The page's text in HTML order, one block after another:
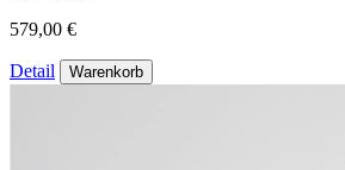
579,00 €
Detail Warenkorb